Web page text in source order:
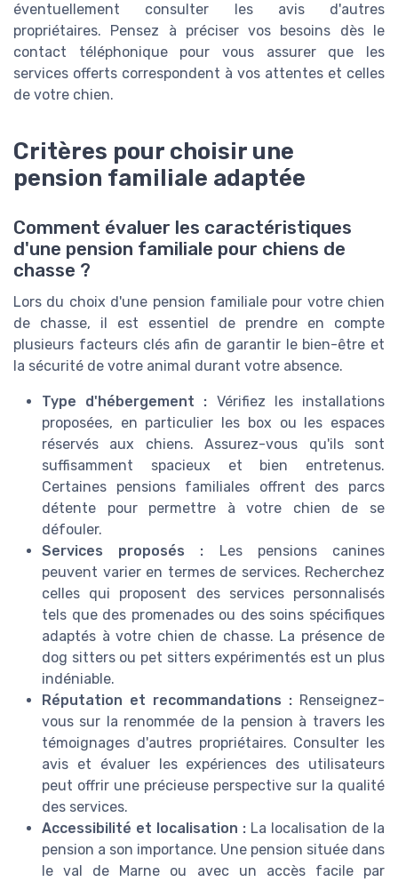
éventuellement consulter les avis d'autres
propriétaires. Pensez à préciser vos besoins dès le
contact téléphonique pour vous assurer que les
services offerts correspondent à vos attentes et celles
de votre chien.
Critères pour choisir une
pension familiale adaptée
Comment évaluer les caractéristiques
d'une pension familiale pour chiens de
chasse ?
Lors du choix d'une pension familiale pour votre chien
de chasse, il est essentiel de prendre en compte
plusieurs facteurs clés afin de garantir le bien-être et
la sécurité de votre animal durant votre absence.
Type d'hébergement : Vérifiez les installations
proposées, en particulier les box ou les espaces
réservés aux chiens. Assurez-vous qu'ils sont
suffisamment spacieux et bien entretenus.
Certaines pensions familiales offrent des parcs
détente pour permettre à votre chien de se
défouler.
Services proposés : Les pensions canines
peuvent varier en termes de services. Recherchez
celles qui proposent des services personnalisés
tels que des promenades ou des soins spécifiques
adaptés à votre chien de chasse. La présence de
dog sitters ou pet sitters expérimentés est un plus
indéniable.
Réputation et recommandations : Renseignez-
vous sur la renommée de la pension à travers les
témoignages d'autres propriétaires. Consulter les
avis et évaluer les expériences des utilisateurs
peut offrir une précieuse perspective sur la qualité
des services.
Accessibilité et localisation : La localisation de la
pension a son importance. Une pension située dans
le val de Marne ou avec un accès facile par